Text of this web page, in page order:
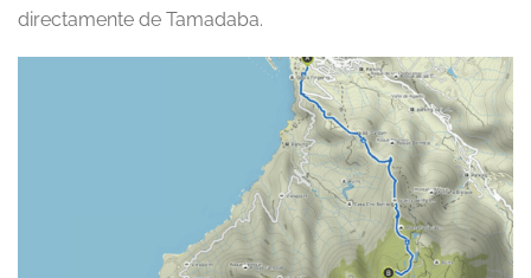
directamente de Tamadaba.